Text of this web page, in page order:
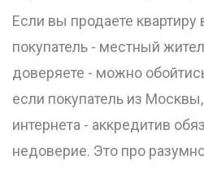
Если вы продаете
покупатель - местный
доверяете - можно
если покупатель из
интернета - аккредитив
недоверие. Это про